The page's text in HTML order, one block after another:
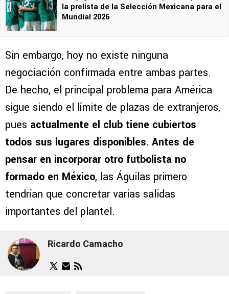
la prelista de la Selección Mexicana para el
Mundial 2026
Sin embargo, hoy no existe ninguna
negociación confirmada entre ambas partes.
De hecho, el principal problema para América
sigue siendo el límite de plazas de extranjeros,
pues actualmente el club tiene cubiertos
todos sus lugares disponibles. Antes de
pensar en incorporar otro futbolista no
formado en México, las Águilas primero
tendrían que concretar varias salidas
importantes del plantel.
Ricardo Camacho